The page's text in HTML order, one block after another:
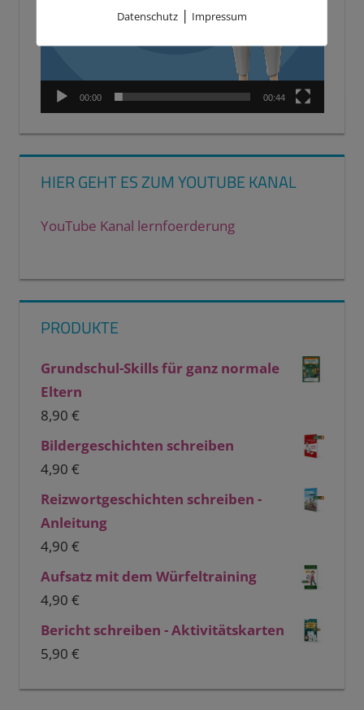
00:00 00:44
HIER GEHT ES ZUM YOUTUBE KANAL
YouTube Kanal lernfoerderung
PRODUKTE
Grundschul-Skills für ganz normale
Eltern
8,90 €
Bildergeschichten schreiben
4,90 €
Reizwortgeschichten schreiben -
Anleitung
4,90 €
Aufsatz mit dem Würfeltraining
4,90 €
Bericht schreiben - Aktivitätskarten
5,90 €
Datenschutz| Impressum